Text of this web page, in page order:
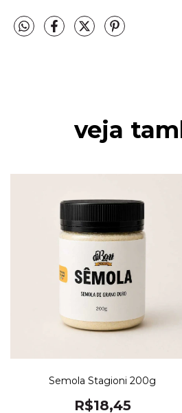
veja
Semola Stagioni 200g
R$18,45